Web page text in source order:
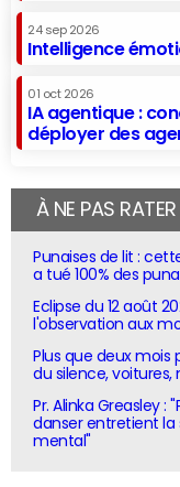
24 sep 2026
Intelligence
01 oct 2026
IA agentique :
déployer des
À NE PAS RATER
Punaises de lit :
a tué 100% des
Eclipse du 12 août
l'observation aux
Plus que deux mois
du silence,
Pr. Alinka Greasley
danser entretient la
mental"